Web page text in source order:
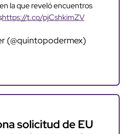
la que reveló encuentros
https://t.co/pjCshkimZV
(@quintopodermex)
solicitud de EU